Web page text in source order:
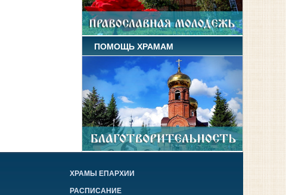
ПОМОЩЬ ХРАМАМ
ХРАМЫ ЕПАРХИИ
РАСПИСАНИЕ